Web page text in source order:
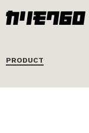
PRODUCT